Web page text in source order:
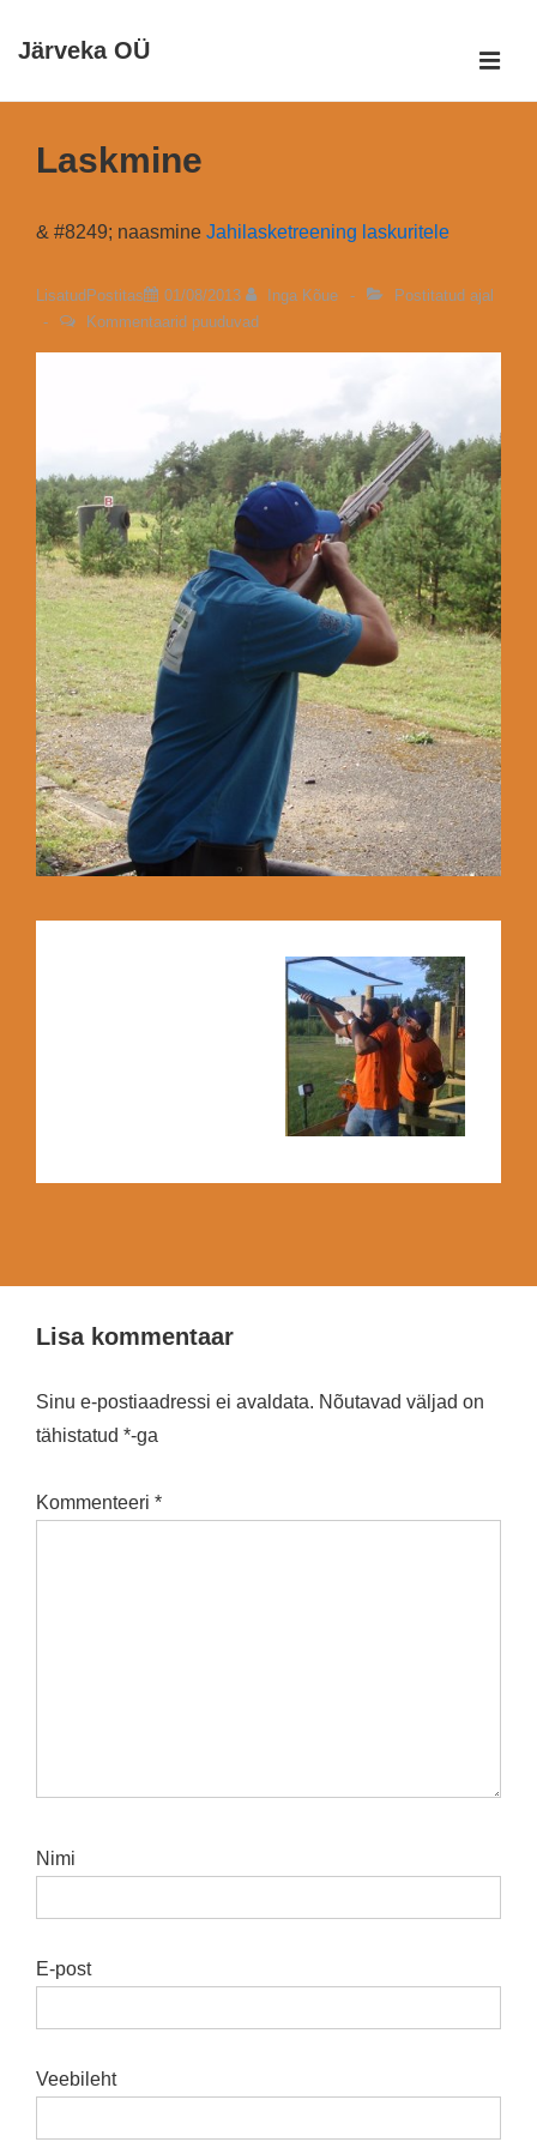
OtseJärveka OÜ
navigatsioon
Laskmine
& #8249; naasmine Jahilasketreening laskuritele
LisatudPostitas 01/08/2013 Inga Kõue
Postitatud ajal
Kommentaarid puuduvad
Lisa kommentaar
Sinu e-postiaadressi ei avaldata. Nõutavad väljad on
tähistatud *-ga
Kommenteeri *
Nimi
E-post
Veebileht